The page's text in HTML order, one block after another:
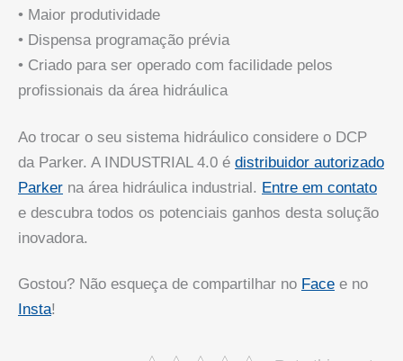
• Maior produtividade
• Dispensa programação prévia
• Criado para ser operado com facilidade pelos
profissionais da área hidráulica
Ao trocar o seu sistema hidráulico considere o DCP
da Parker. A INDUSTRIAL 4.0 é distribuidor autorizado
Parker na área hidráulica industrial. Entre em contato
e descubra todos os potenciais ganhos desta solução
inovadora.
Gostou? Não esqueça de compartilhar no Face e no
Insta!